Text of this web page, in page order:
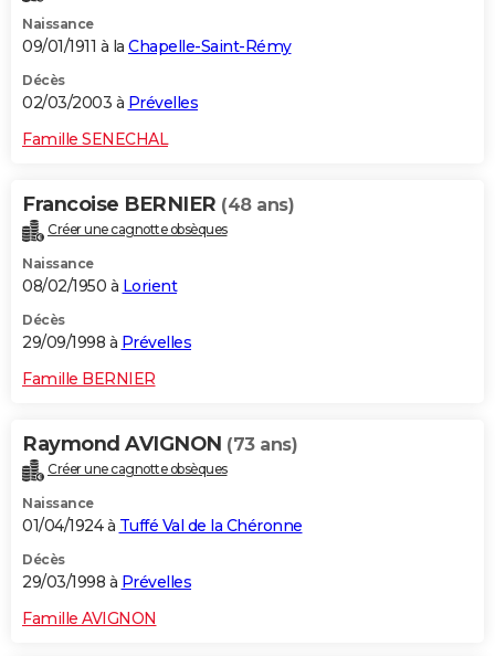
Naissance
09/01/1911 à la Chapelle-Saint-Rémy
Décès
02/03/2003 à Prévelles
Famille SENECHAL
Francoise BERNIER (48 ans)
Créer une cagnotte obsèques
Naissance
08/02/1950 à Lorient
Décès
29/09/1998 à Prévelles
Famille BERNIER
Raymond AVIGNON (73 ans)
Créer une cagnotte obsèques
Naissance
01/04/1924 à Tuffé Val de la Chéronne
Décès
29/03/1998 à Prévelles
Famille AVIGNON